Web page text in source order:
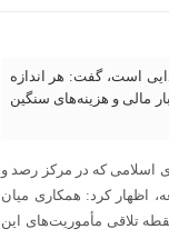
است، گفت: هر اندازه
مالی و هزینه‌های سنگین
شورای اسلامی که در مرکز رصد و
اظهار کرد: همکاری میان
تلاقی مأموریت‌های این